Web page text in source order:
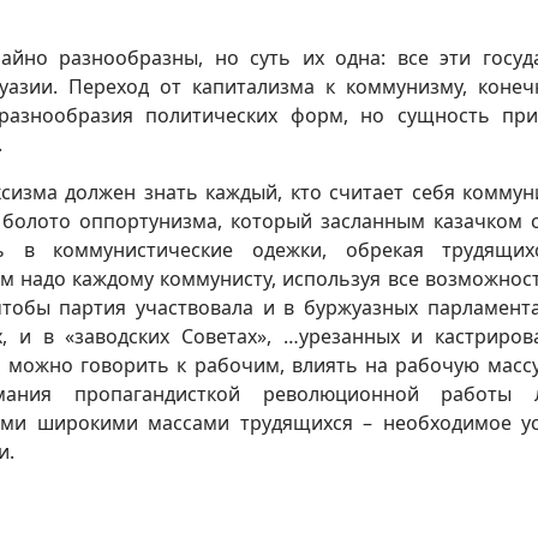
разнообразны, но суть их одна: все эти
Переход от капитализма к коммунизму,
политических форм, но сущность
должен знать каждый, кто считает себя
оппортунизма, который засланным казачком
в коммунистические одежки, обрекая
надо каждому коммунисту, используя все
партия участвовала и в буржуазных
и в «заводских Советах», …урезанных и
можно говорить к рабочим, влиять на рабочую
пропагандисткой революционной работы
широкими массами трудящихся – необходимое